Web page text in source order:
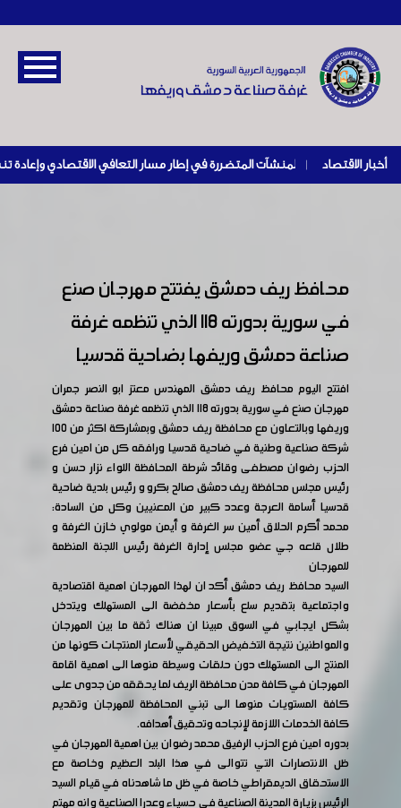
أخبار الاقتصاد |
محافظ ريف دمشق يفتتح مهرجان صنع
في سورية بدورته ١١٨ الذي تنظمه غرفة
صناعة دمشق وريفها بضاحية قدسيا
افتتح اليوم محافظ ريف دمشق المهندس معتز ابو النصر جمران
مهرجان صنع في سورية بدورته ١١٨ الذي تنظمه غرفة صناعة دمشق
وريفها وبالتعاون مع محافظة ريف دمشق وبمشاركة اكثر من ١٠٠
شركة صناعية وطنية في ضاحية قدسيا ورافقه كل من امين فرع
الحزب رضوان مصطفى وقائد شرطة المحافظة اللواء نزار حسن و
رئيس مجلس محافظة ريف دمشق صالح بكرو و رئيس بلدية ضاحية
قدسيا أسامة العرجة وعدد كبير من المعنيين وكل من السادة:
محمد أكرم الحلاق أمين سر الغرفة و أيمن مولوي خازن الغرفة و
طلال قلعه جي عضو مجلس إدارة الغرفة رئيس اللجنة المنظمة
للمهرجان
السيد محافظ ريف دمشق أكد ان لهذا المهرجان اهمية اقتصادية
واجتماعية بتقديم سلع بأسعار مخفضة الى المستهلك ويتدخل
بشكل ايجابي في السوق مبينا ان هناك ثقة ما بين المهرجان
والمواطنين نتيجة التخفيض الحقيقي لأسعار المنتجات كونها من
المنتج الى المستهلك دون حلقات وسيطة منوها الى اهمية اقامة
المهرجان في كافة مدن محافظة الريف لما يحققه من جدوى على
كافة المستويات منوها الى تبني المحافظة للمهرجان وتقديم
كافة الخدمات اللازمة لإنجاحه وتحقيق أهدافه.
بدوره امين فرع الحزب الرفيق محمد رضوان بين اهمية المهرجان في
ظل الانتصارات التي تتوالى في هذا البلد العظيم وخاصة مع
الاستحقاق الديمقراطي خاصة في ظل ما شاهدناه في قيام السيد
الرئيس بزيارة المدينة الصناعية في حسياء وعدرا الصناعية وانه مهتم